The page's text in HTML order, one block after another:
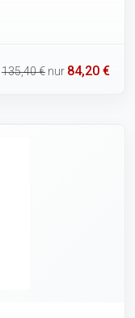
135,40 € nur 84,20 €